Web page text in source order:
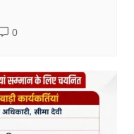
0